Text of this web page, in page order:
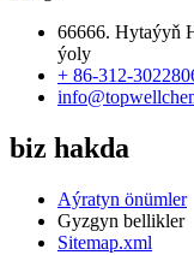
66666. Hytaýyň
ýoly
+ 86-312-
biz hakda
Aýratyn önümler
Gyzgyn bellikler
Sitemap.xml